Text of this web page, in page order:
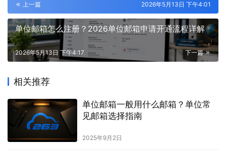
上一篇 2026年5月13日 下午4:01
单位邮箱怎么注册？2026单位邮箱申请开通流程详解
下一篇
2026年5月13日 下午4:17
相关推荐
单位邮箱一般用什么邮箱？单位常
见邮箱选择指南
2025年9月2日